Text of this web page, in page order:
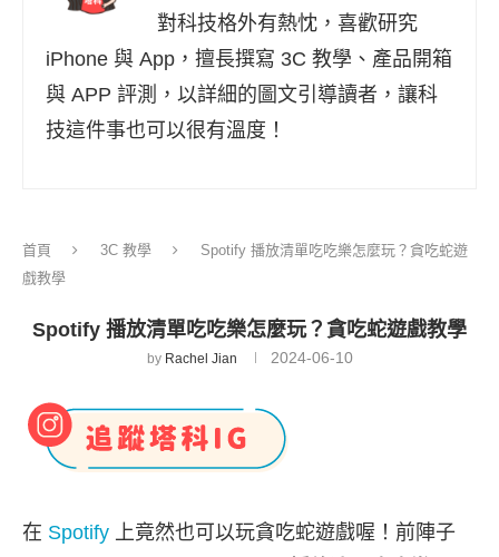
對科技格外有熱忱，喜歡研究
iPhone 與 App，擅長撰寫 3C 教學、產品開箱
與 APP 評測，以詳細的圖文引導讀者，讓科
技這件事也可以很有溫度！
首頁 3C 教學
Spotify 播放清單吃吃樂怎麼玩？貪吃蛇遊
戲教學
Spotify 播放清單吃吃樂怎麼玩？貪吃蛇遊戲教學
by Rachel Jian 2024-06-10
在 Spotify 上竟然也可以玩貪吃蛇遊戲喔！前陣子